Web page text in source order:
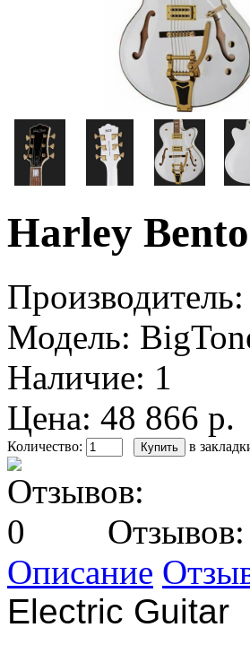
Harley
Производитель:
Модель:
Наличие: 1
Цена: 48 866 р.
Количество: в
Описание
Electric Guitar